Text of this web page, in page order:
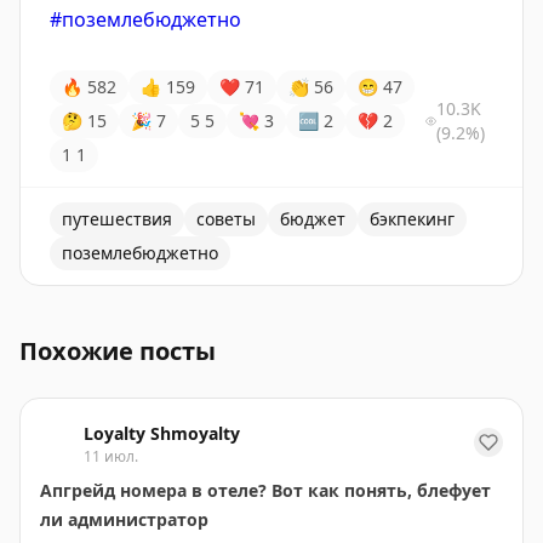
#поземлебюджетно
🔥 582 👍 159 ❤ 71 👏 56 😁 47
🤔 15 🎉 7 5 5 💘 3 🆒 2 💔 2
1 1
10.3K
(9.2%)
путешествия советы бюджет
бэкпекинг
поземлебюджетно
Похожие посты
Loyalty Shmoyalty
11 июл.
Апгрейд номера в отеле? Вот как понять, блефует
ли администратор